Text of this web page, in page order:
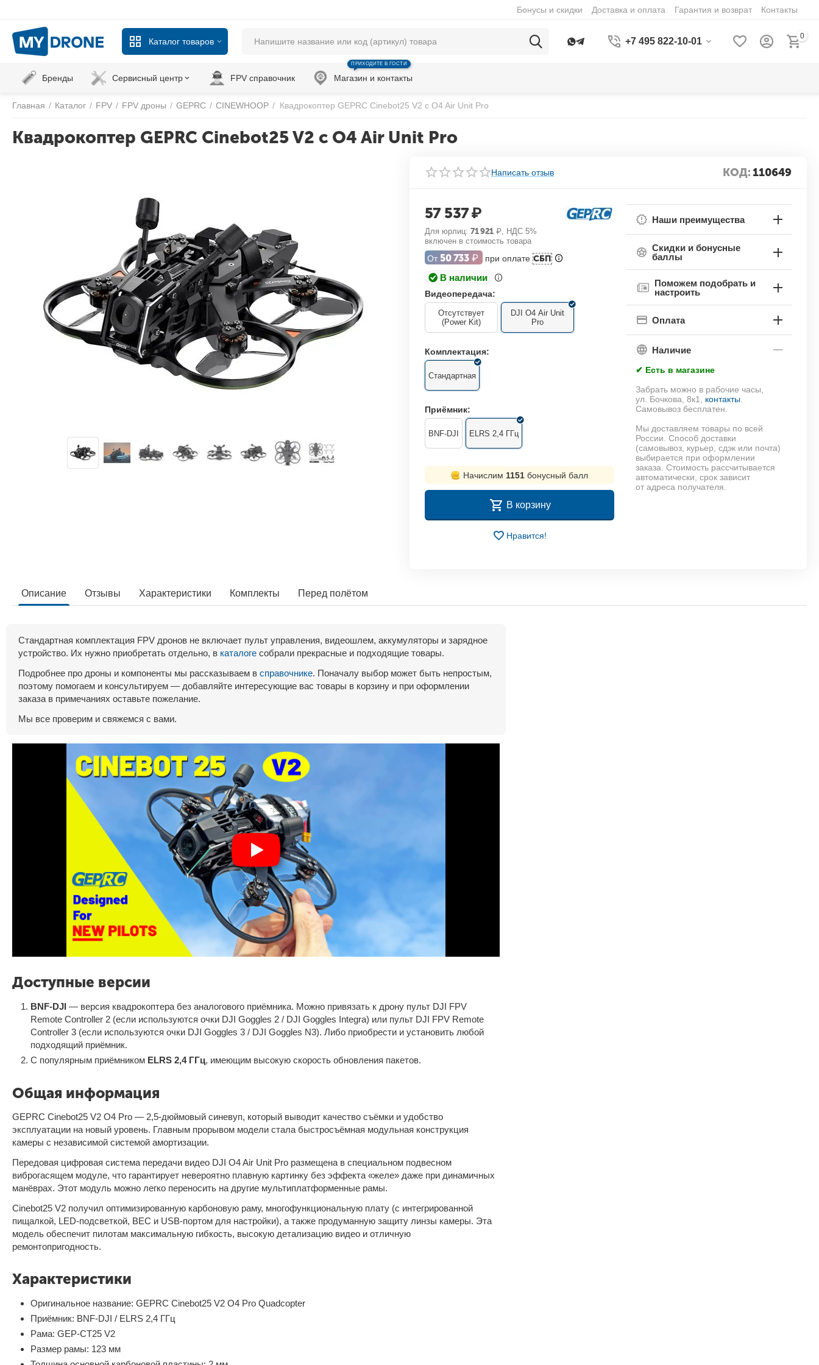
Бонусы и скидки Доставка и оплата Гарантия и возврат Контакты
Каталог товаров +7 495 822-10-01 0
Бренды Сервисный центр FPV справочник Магазин и контакты
ПРИХОДИТЕ В ГОСТИ
Главная / Каталог / FPV / FPV дроны / GEPRC / CINEWHOOP / Квадрокоптер GEPRC Cinebot25 V2 с O4 Air Unit Pro
Квадрокоптер GEPRC Cinebot25 V2 с O4 Air Unit Pro
Написать отзыв КОД:110649
57 537₽
Для юрлиц: 71 921 ₽, НДС 5%
включен в стоимость товара
От 50 733 ₽ при оплатеСБП
В наличии
Видеопередача:
Отсутствует
(Power Kit)
DJI O4 Air Unit
Pro
Комплектация:
Стандартная
Приёмник:
BNF-DJI ELRS 2,4 ГГц
Начислим 1151 бонусный балл
В корзину
Нравится!
Наши преимущества
Скидки и бонусные
баллы
Поможем подобрать и
настроить
Оплата
Наличие
✔ Есть в магазине
Забрать можно в рабочие часы,
ул. Бочкова, 8к1, контакты
Самовывоз бесплатен.
Мы доставляем товары по всей
России. Способ доставки
(самовывоз, курьер, сдэк или почта)
выбирается при оформлении
заказа. Стоимость рассчитывается
автоматически, срок зависит
от адреса получателя.
Описание Отзывы Характеристики Комплекты Перед полётом
Стандартная комплектация FPV дронов не включает пульт управления, видеошлем, аккумуляторы и зарядное
устройство. Их нужно приобретать отдельно, в каталоге собрали прекрасные и подходящие товары.
Подробнее про дроны и компоненты мы рассказываем в справочнике. Поначалу выбор может быть непростым,
поэтому помогаем и консультируем — добавляйте интересующие вас товары в корзину и при оформлении
заказа в примечаниях оставьте пожелание.
Мы все проверим и свяжемся с вами.
Доступные версии
BNF-DJI — версия квадрокоптера без аналогового приёмника. Можно привязать к дрону пульт DJI FPV
Remote Controller 2 (если используются очки DJI Goggles 2 / DJI Goggles Integra) или пульт DJI FPV Remote
Controller 3 (если используются очки DJI Goggles 3 / DJI Goggles N3). Либо приобрести и установить любой
подходящий приёмник.
С популярным приёмником ELRS 2,4 ГГц, имеющим высокую скорость обновления пакетов.
Общая информация
GEPRC Cinebot25 V2 O4 Pro — 2,5-дюймовый синевуп, который выводит качество съёмки и удобство
эксплуатации на новый уровень. Главным прорывом модели стала быстросъёмная модульная конструкция
камеры с независимой системой амортизации.
Передовая цифровая система передачи видео DJI O4 Air Unit Pro размещена в специальном подвесном
виброгасящем модуле, что гарантирует невероятно плавную картинку без эффекта «желе» даже при динамичных
манёврах. Этот модуль можно легко переносить на другие мультиплатформенные рамы.
Cinebot25 V2 получил оптимизированную карбоновую раму, многофункциональную плату (с интегрированной
пищалкой, LED-подсветкой, BEC и USB-портом для настройки), а также продуманную защиту линзы камеры. Эта
модель обеспечит пилотам максимальную гибкость, высокую детализацию видео и отличную
ремонтопригодность.
Характеристики
Оригинальное название: GEPRC Cinebot25 V2 O4 Pro Quadcopter
Приёмник: BNF-DJI / ELRS 2,4 ГГц
Рама: GEP-CT25 V2
Размер рамы: 123 мм